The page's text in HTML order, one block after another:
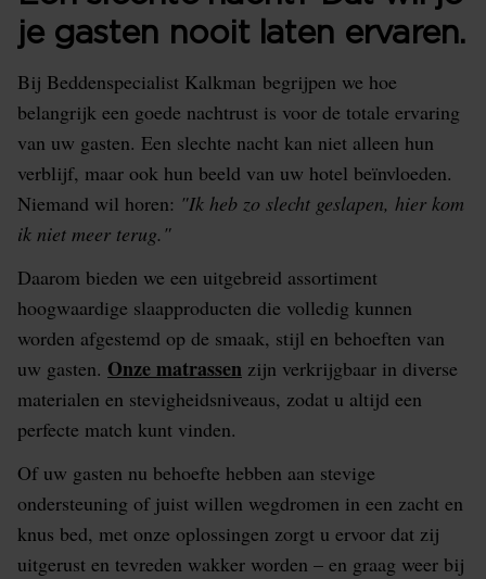
je gasten nooit laten ervaren.
Bij Beddenspecialist Kalkman begrijpen we hoe
belangrijk een goede nachtrust is voor de totale ervaring
van uw gasten. Een slechte nacht kan niet alleen hun
verblijf, maar ook hun beeld van uw hotel beïnvloeden.
Niemand wil horen: "Ik heb zo slecht geslapen, hier kom
ik niet meer terug."
Daarom bieden we een uitgebreid assortiment
hoogwaardige slaapproducten die volledig kunnen
worden afgestemd op de smaak, stijl en behoeften van
uw gasten. Onze matrassen zijn verkrijgbaar in diverse
materialen en stevigheidsniveaus, zodat u altijd een
perfecte match kunt vinden.
Of uw gasten nu behoefte hebben aan stevige
ondersteuning of juist willen wegdromen in een zacht en
knus bed, met onze oplossingen zorgt u ervoor dat zij
uitgerust en tevreden wakker worden – en graag weer bij